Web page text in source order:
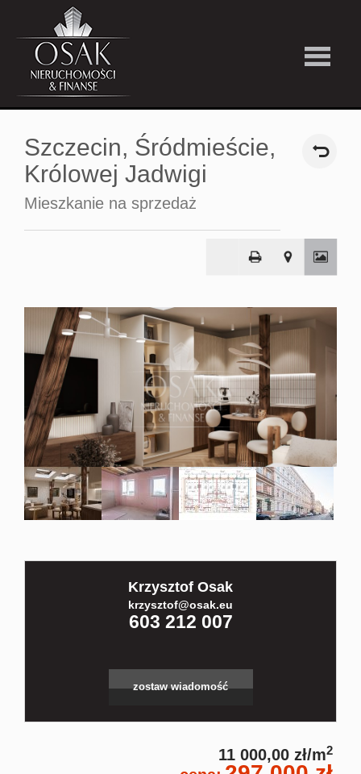
Kup
Kontakt
Notatnik
Szczecin, Śródmieście,
Królowej Jadwigi
Mieszkanie na sprzedaż
Krzysztof Osak
krzysztof@osak.eu
603 212 007
zostaw wiadomość
11 000,00 zł/m2